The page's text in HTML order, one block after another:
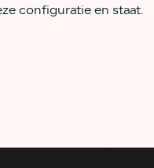
configuratie en staat.